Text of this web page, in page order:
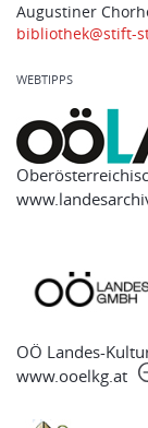
Augustiner
bibliothek@stift-
WEBTIPPS
OÖ Landes-
www.ooelkg.at